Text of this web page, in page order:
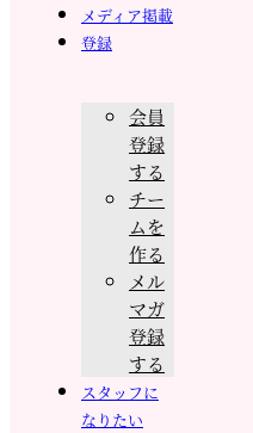
メディア掲載
登録
会員
登録
する
チー
ムを
作る
メル
マガ
登録
する
スタッフに
なりたい